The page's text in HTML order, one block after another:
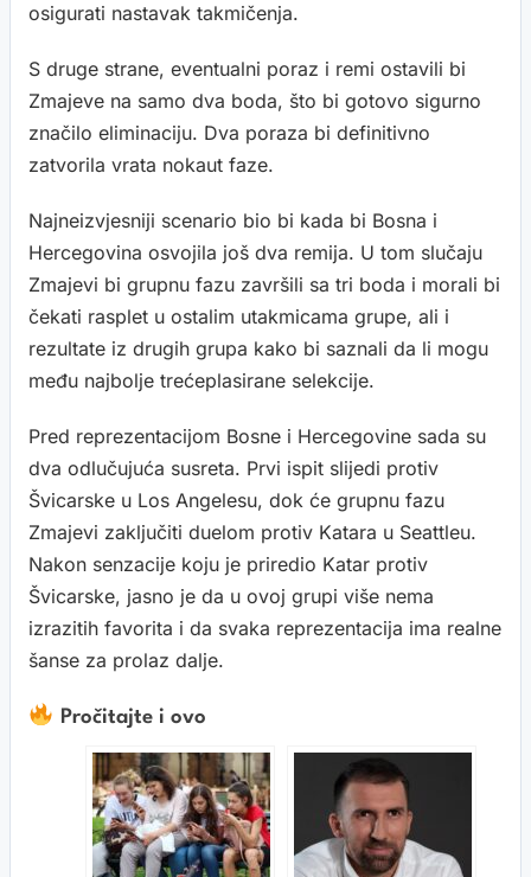
osigurati nastavak takmičenja.
S druge strane, eventualni poraz i remi ostavili bi
Zmajeve na samo dva boda, što bi gotovo sigurno
značilo eliminaciju. Dva poraza bi definitivno
zatvorila vrata nokaut faze.
Najneizvjesniji scenario bio bi kada bi Bosna i
Hercegovina osvojila još dva remija. U tom slučaju
Zmajevi bi grupnu fazu završili sa tri boda i morali bi
čekati rasplet u ostalim utakmicama grupe, ali i
rezultate iz drugih grupa kako bi saznali da li mogu
među najbolje trećeplasirane selekcije.
Pred reprezentacijom Bosne i Hercegovine sada su
dva odlučujuća susreta. Prvi ispit slijedi protiv
Švicarske u Los Angelesu, dok će grupnu fazu
Zmajevi zaključiti duelom protiv Katara u Seattleu.
Nakon senzacije koju je priredio Katar protiv
Švicarske, jasno je da u ovoj grupi više nema
izrazitih favorita i da svaka reprezentacija ima realne
šanse za prolaz dalje.
Pročitajte i ovo